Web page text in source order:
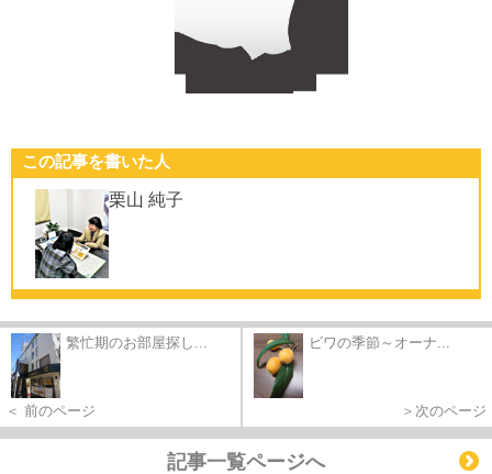
この記事を書いた人
栗山 純子
繁忙期のお部屋探し...
＜ 前のページ
ビワの季節～オーナ...
＞次のページ
記事一覧ページへ